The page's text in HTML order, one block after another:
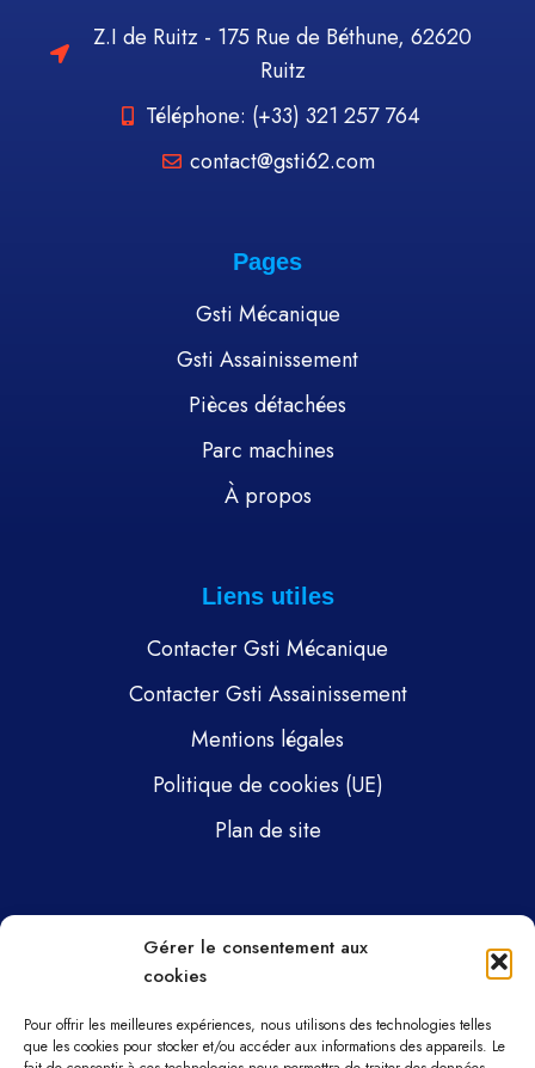
Gérer le consentement aux
cookies
Pour offrir les meilleures expériences, nous utilisons des technologies telles
que les cookies pour stocker et/ou accéder aux informations des appareils. Le
Z.I de Ruitz - 175 Rue de Béthune, 62620
Ruitz
Téléphone: (+33) 321 257 764
contact@gsti62.com
Pages
Gsti Mécanique
Gsti Assainissement
Pièces détachées
Parc machines
À propos
Liens utiles
Contacter Gsti Mécanique
Contacter Gsti Assainissement
Mentions légales
Politique de cookies (UE)
Plan de site
Gsti Mécanique
Gsti Assainissement